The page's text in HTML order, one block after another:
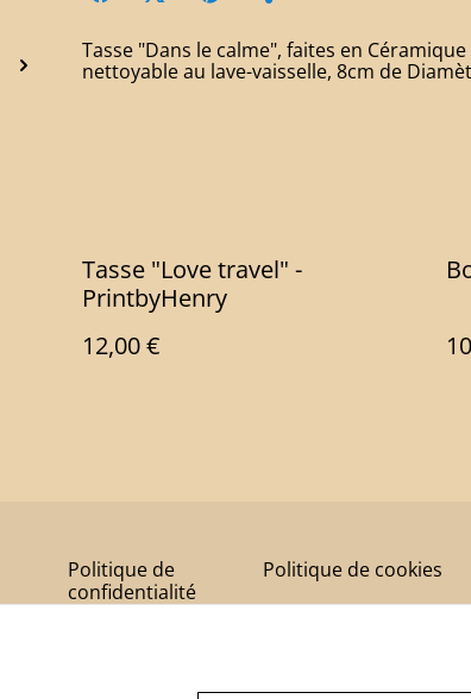
Tasse "Dans le calme", faites en
nettoyable au lave-vaisselle, 8cm de
Tasse "Love travel" -
PrintbyHenry
12,00 €
Politique de
confidentialité
Politique de cookies